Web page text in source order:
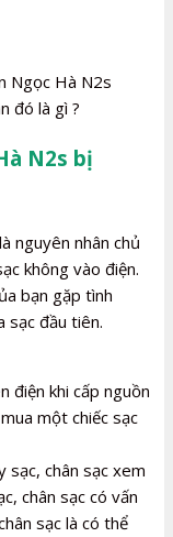
Ngọc Hà N2s
đó là gì ?
N2s bị
nguyên nhân chủ
không vào điện.
bạn gặp tình
sạc đầu tiên.
điện khi cấp nguồn
một chiếc sạc
sạc, chân sạc xem
chân sạc có vấn
sạc là có thể